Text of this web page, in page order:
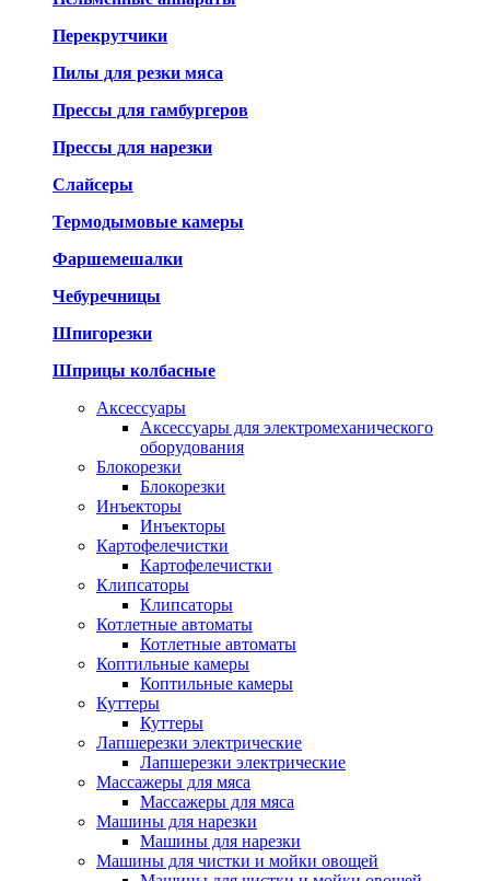
Перекрутчики
Пилы для резки мяса
Прессы для гамбургеров
Прессы для нарезки
Слайсеры
Термодымовые камеры
Фаршемешалки
Чебуречницы
Шпигорезки
Шприцы колбасные
Аксессуары
Аксессуары для электромеханического
оборудования
Блокорезки
Блокорезки
Инъекторы
Инъекторы
Картофелечистки
Картофелечистки
Клипсаторы
Клипсаторы
Котлетные автоматы
Котлетные автоматы
Коптильные камеры
Коптильные камеры
Куттеры
Куттеры
Лапшерезки электрические
Лапшерезки электрические
Массажеры для мяса
Массажеры для мяса
Машины для нарезки
Машины для нарезки
Машины для чистки и мойки овощей